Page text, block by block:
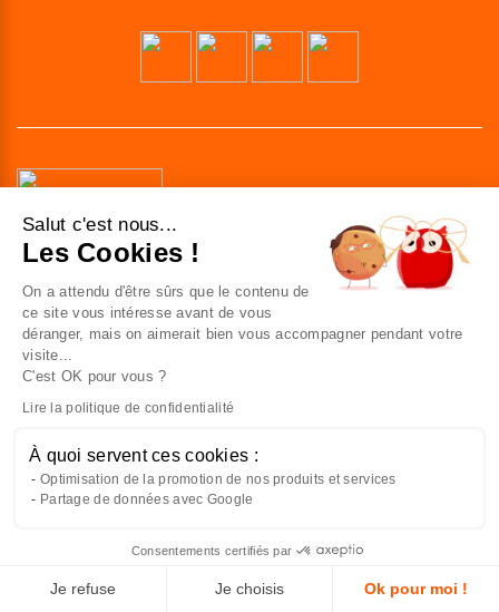
41 av. de l’agent Sarre
92700 Colombes
France
Nous contacter
NOUS CONNAÎTRE
NOUS REJOINDRE
À VOTRE SERVICE
Salut c'est nous...
Les Cookies !
On a attendu d'être sûrs que le contenu de
ce site vous intéresse avant de vous
déranger, mais on aimerait bien vous accompagner pendant votre
visite...
C'est OK pour vous ?
Lire la politique de confidentialité
À quoi servent ces cookies :
Optimisation de la promotion de nos produits et services
Partage de données avec Google
Consentements certifiés par
Je refuse Je choisis Ok pour moi !